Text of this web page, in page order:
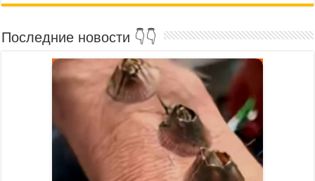
Последние новости 👇👇